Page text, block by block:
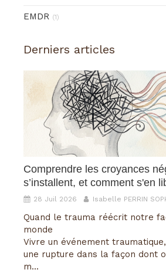
EMDR (1)
Derniers articles
Comprendre les croyances
s’installent, et comment s'en
28 Juil 2026 Isabelle PERRIN
Quand le trauma réécrit notre
monde
Vivre un événement
une rupture dans la façon dont
m...